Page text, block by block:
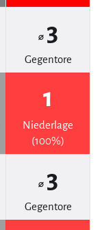
⌀ 3
Gegentore
1
Niederlage
(100%)
⌀ 3
Gegentore